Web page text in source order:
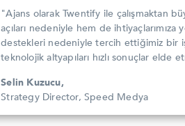
"Ajans olarak Twentify ile çalışmaktan
açıları nedeniyle hem de
destekleri nedeniyle tercih ettiğimiz bir
teknolojik altyapıları hızlı sonuçlar elde
Selin Kuzucu,
Strategy Director, Speed Medya